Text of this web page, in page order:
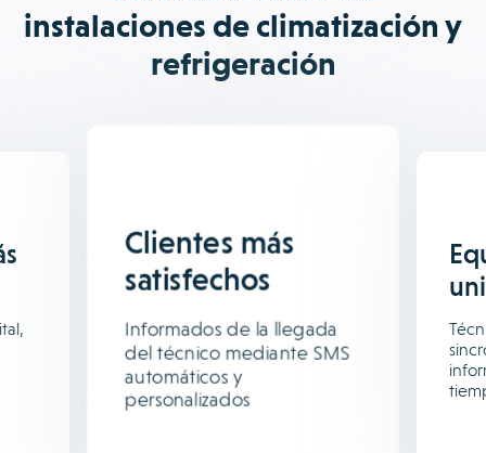
instalaciones de climatización y
refrigeración
Clientes más
satisfechos
Informados de la llegada
del técnico mediante SMS
automáticos y
personalizados